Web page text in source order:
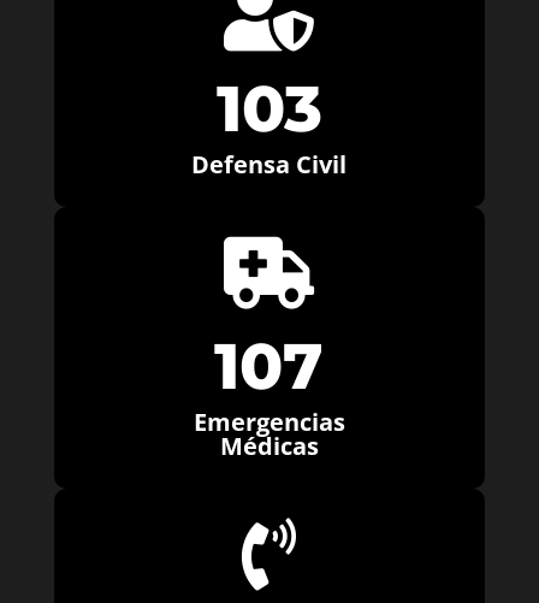
103
Defensa Civil

107
Emergencias
Médicas
